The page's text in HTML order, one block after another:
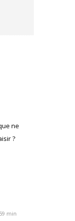
ne
?
min